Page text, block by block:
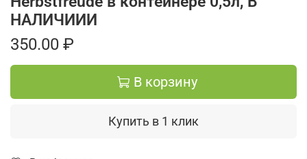
НАЛИЧИИИ
350.00 ₽
В корзину
Купить в 1 клик